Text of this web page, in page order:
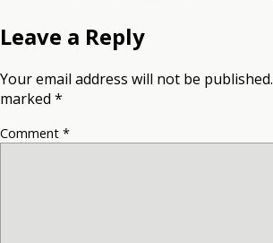
Leave a Reply
Your email address will not be published.
marked *
Comment *